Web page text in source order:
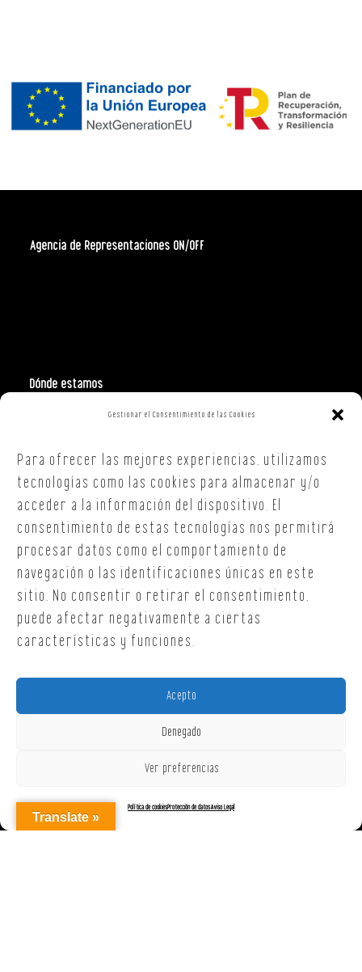
Gestionar el Consentimiento de las Cookies
Para ofrecer las mejores experiencias, utilizamos
tecnologías como las cookies para almacenar y/o
acceder a la información del dispositivo. El
consentimiento de estas tecnologías nos permitirá
procesar datos como el comportamiento de
navegación o las identificaciones únicas en este
sitio. No consentir o retirar el consentimiento,
puede afectar negativamente a ciertas
características y funciones.
Acepto
Denegado
Ver preferencias
Política de cookiesProtección de datosAviso Legal
Agencia de Representaciones ON/OFF
Dónde estamos
Polign. Ind. Costa Vella
15707, Santiago de Compostela
A Coruña
T. +34 654 30 90 36
Translate »